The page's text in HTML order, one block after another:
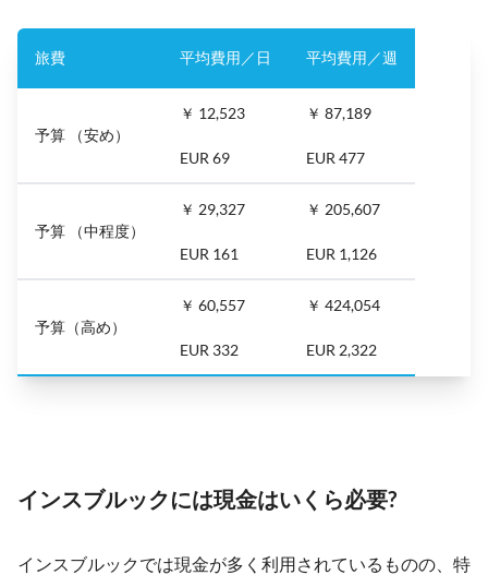
旅費 平均費用／日 平均費用／週
予算 （安め）
￥ 12,523
EUR 69
￥ 87,189
EUR 477
予算 （中程度）
￥ 29,327
EUR 161
￥ 205,607
EUR 1,126
予算（高め）
￥ 60,557
EUR 332
￥ 424,054
EUR 2,322
インスブルックには現金はいくら必要?
インスブルックでは現金が多く利用されているものの、特